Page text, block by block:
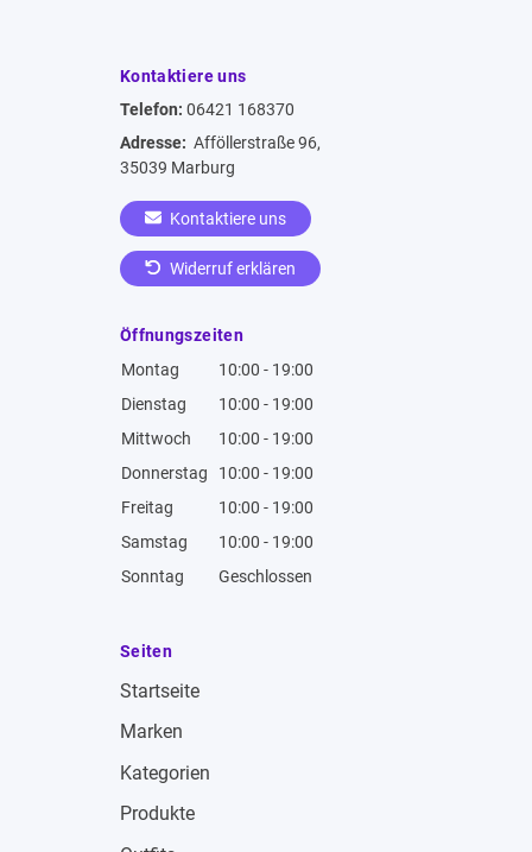
Kontaktiere uns
Telefon: 06421 168370
Adresse: Afföllerstraße 96,
35039 Marburg
Kontaktiere uns
Widerruf erklären
Öffnungszeiten
Montag
10:00 - 19:00
Dienstag
10:00 - 19:00
Mittwoch
10:00 - 19:00
Donnerstag
10:00 - 19:00
Freitag
10:00 - 19:00
Samstag
10:00 - 19:00
Sonntag
Geschlossen
Seiten
Startseite
Marken
Kategorien
Produkte